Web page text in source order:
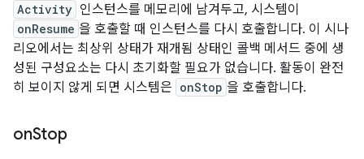
Activity 인스턴스를 메모리에 남겨두고, 시스템이
onResume 을 호출할 때 인스턴스를 다시 호출합니다. 이 시나
리오에서는 최상위 상태가 재개됨 상태인 콜백 메서드 중에 생
성된 구성요소는 다시 초기화할 필요가 없습니다. 활동이 완전
히 보이지 않게 되면 시스템은 onStop 을 호출합니다.
onStop